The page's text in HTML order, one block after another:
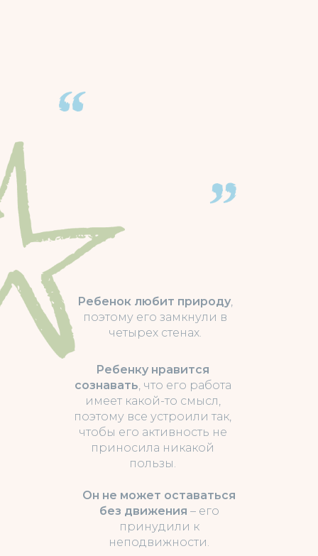
Он не может оставаться
без движения – его
принудили к
неподвижности.
Ребенку нравится
сознавать, что его работа
имеет какой-то смысл,
поэтому все устроили так,
чтобы его активность не
приносила никакой
пользы.
Ребенок любит природу,
поэтому его замкнули в
четырех стенах.